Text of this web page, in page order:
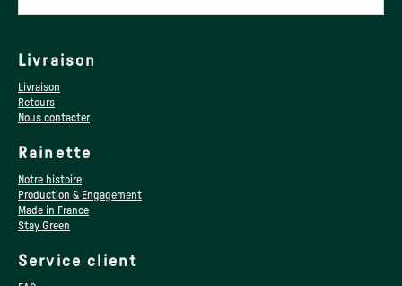
Livraison
Livraison
Retours
Nous contacter
Rainette
Notre histoire
Production & Engagement
Made in France
Stay Green
Service client